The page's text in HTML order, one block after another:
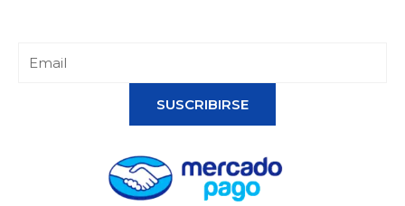
SUSCRIBIRSE